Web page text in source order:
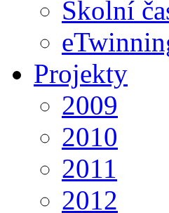
Školní
Projekty
2009
2010
2011
2012